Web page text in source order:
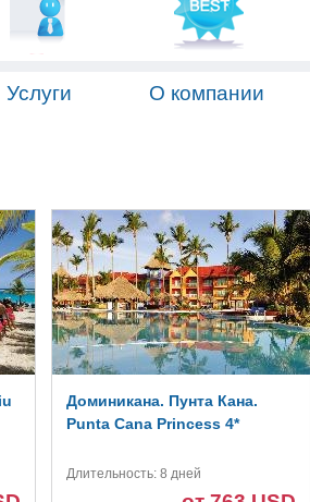
Услуги О компании
Доминикана. Пунта Кана.
Punta Cana Princess 4*
Длительность: 8 дней